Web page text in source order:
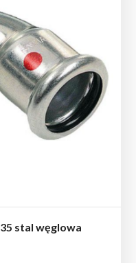
stal węglowa